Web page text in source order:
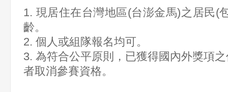
1. 現居住在台灣地區(台澎金馬)之居民(
齡。
2. 個人或組隊報名均可。
3. 為符合公平原則，已獲得國內外獎項
者取消參賽資格。